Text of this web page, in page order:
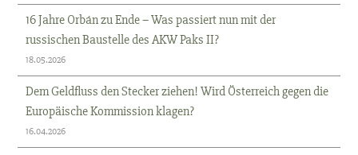
16 Jahre Orbán zu Ende – Was passiert nun mit der
russischen Baustelle des AKW Paks II?
18.05.2026
Dem Geldfluss den Stecker ziehen! Wird Österreich gegen die
Europäische Kommission klagen?
16.04.2026